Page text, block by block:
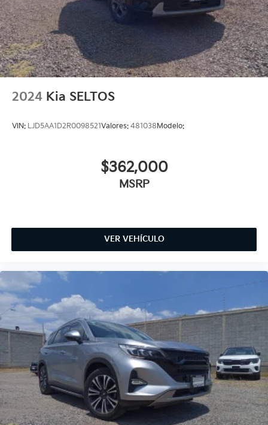
2024 Kia SELTOS
VIN: LJD5AA1D2R0098521Valores: 481038 Modelo:
$362,000
MSRP
VER VEHÍCULO